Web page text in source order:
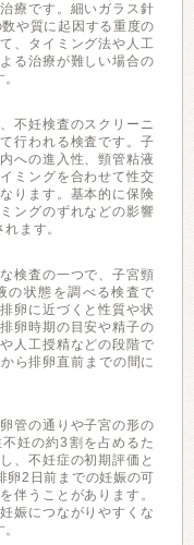
療です。細いガラス針
や質に起因する重度の
、タイミング法や人工
る治療が難しい場合の
不妊検査のスクリーニ
行われる検査です。子
への進入性、頸管粘液
ミングを合わせて性交
ります。基本的に保険
ングのずれなどの影響
ます。
検査の一つで、子宮頸
の状態を調べる検査で
卵に近づくと性質や状
卵時期の目安や精子の
人工授精などの段階で
ら排卵直前までの間に
管の通りや子宮の形の
妊の約3割を占めるた
、不妊症の初期評価と
卵2日前までの妊娠の可
伴うことがあります。
娠につながりやすくな